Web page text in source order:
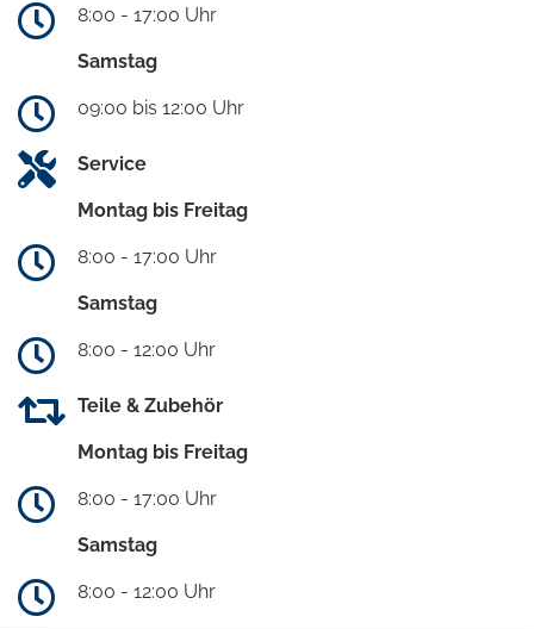
8:00 - 17:00 Uhr
Samstag
09:00 bis 12:00 Uhr
Service
Montag bis Freitag
8:00 - 17:00 Uhr
Samstag
8:00 - 12:00 Uhr
Teile & Zubehör
Montag bis Freitag
8:00 - 17:00 Uhr
Samstag
8:00 - 12:00 Uhr